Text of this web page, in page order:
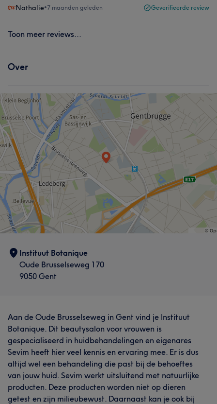
Nathalie•7 maanden geleden Geverifieerde review
Toon meer reviews...
Over
Instituut Botanique
Oude Brusselseweg 170
9050 Gent
Aan de Oude Brusselseweg in Gent vind je Instituut
Botanique. Dit beautysalon voor vrouwen is
gespecialiseerd in huidbehandelingen en eigenares
Sevim heeft hier veel kennis en ervaring mee. Er is dus
altijd wel een behandeling die past bij de behoeftes
van jouw huid. Sevim werkt uitsluitend met natuurlijke
producten. Deze producten worden niet op dieren
getest en zijn milieubewust. Daarnaast kan je ook bij